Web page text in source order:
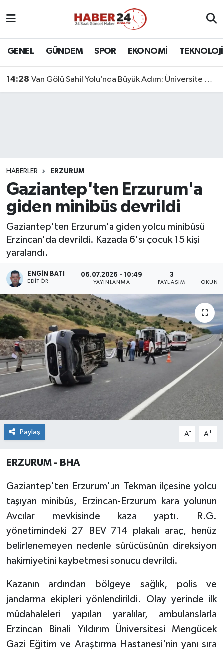
GENEL GÜNDEM SPOR EKONOMİ TEKNOLOJİ
14:28 Van Gölü Sahil Yolu’nda Büyük Adım: Üniversite Bağlantı Etabı Tamamlandı
HABERLER ERZURUM
Gaziantep'ten Erzurum'a
giden minibüs devrildi
Gaziantep'ten Erzurum'a giden yolcu minibüsü
Erzincan'da devrildi. Kazada 6'sı çocuk 15 kişi
yaralandı.
ENGIN BATI
EDITÖR
06.07.2026 - 10:49
YAYINLANMA
3
PAYLAŞIM
Paylaş A- A+
ERZURUM - BHA
Gaziantep'ten Erzurum'un Tekman ilçesine yolcu
taşıyan minibüs, Erzincan-Erzurum kara yolunun
Avcılar mevkisinde kaza yaptı. R.G.
yönetimindeki 27 BEV 714 plakalı araç, henüz
belirlenemeyen nedenle sürücüsünün direksiyon
hakimiyetini kaybetmesi sonucu devrildi.
Kazanın ardından bölgeye sağlık, polis ve
jandarma ekipleri yönlendirildi. Olay yerinde ilk
müdahaleleri yapılan yaralılar, ambulanslarla
Erzincan Binali Yıldırım Üniversitesi Mengücek
Gazi Eğitim ve Araştırma Hastanesi'nin yanı sıra
Nöbetçi Eczaneler
Son Dakika Haberleri